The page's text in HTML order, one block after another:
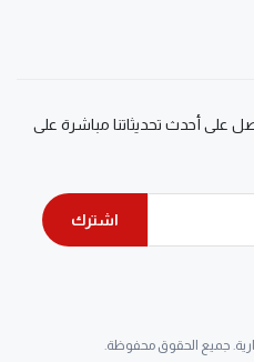
على أحدث تحديثاتنا مباشرة على
اشترك